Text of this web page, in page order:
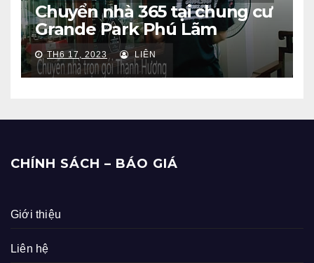
Chuyển nhà 365 tại chung cư
Grande Park Phú Lãm
TH6 17, 2023 LIÊN
CHÍNH SÁCH – BÁO GIÁ
Giới thiệu
Liên hệ